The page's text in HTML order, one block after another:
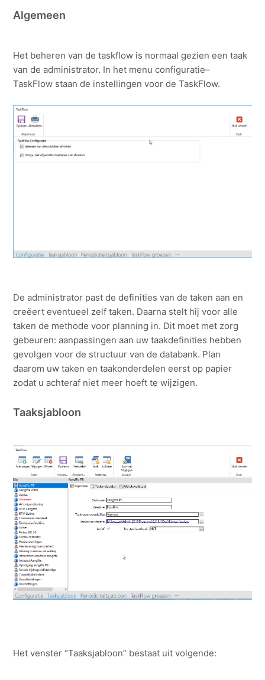
Algemeen
Het beheren van de taskflow is normaal gezien een taak
van de administrator. In het menu configuratie–
TaskFlow staan de instellingen voor de TaskFlow.
De administrator past de definities van de taken aan en
creëert eventueel zelf taken. Daarna stelt hij voor alle
taken de methode voor planning in. Dit moet met zorg
gebeuren: aanpassingen aan uw taakdefinities hebben
gevolgen voor de structuur van de databank. Plan
daarom uw taken en taakonderdelen eerst op papier
zodat u achteraf niet meer hoeft te wijzigen.
Taaksjabloon
Het venster “Taaksjabloon” bestaat uit volgende: